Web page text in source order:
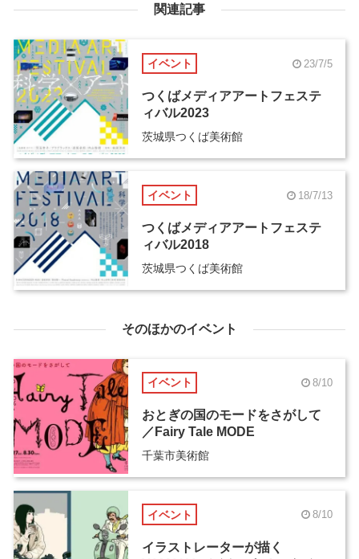
関連記事
イベント 23/7/5
つくばメディアアートフェステ
ィバル2023
茨城県つくば美術館
イベント 18/7/13
つくばメディアアートフェステ
ィバル2018
茨城県つくば美術館
そのほかのイベント
イベント 8/10
おとぎの国のモードをさがして
／Fairy Tale MODE
千葉市美術館
イベント 8/10
イラストレーターが描く